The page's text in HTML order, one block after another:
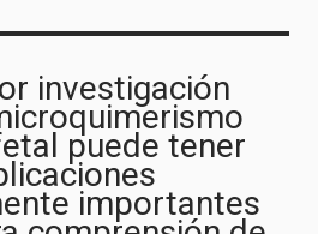
investigación
puede tener
importantes